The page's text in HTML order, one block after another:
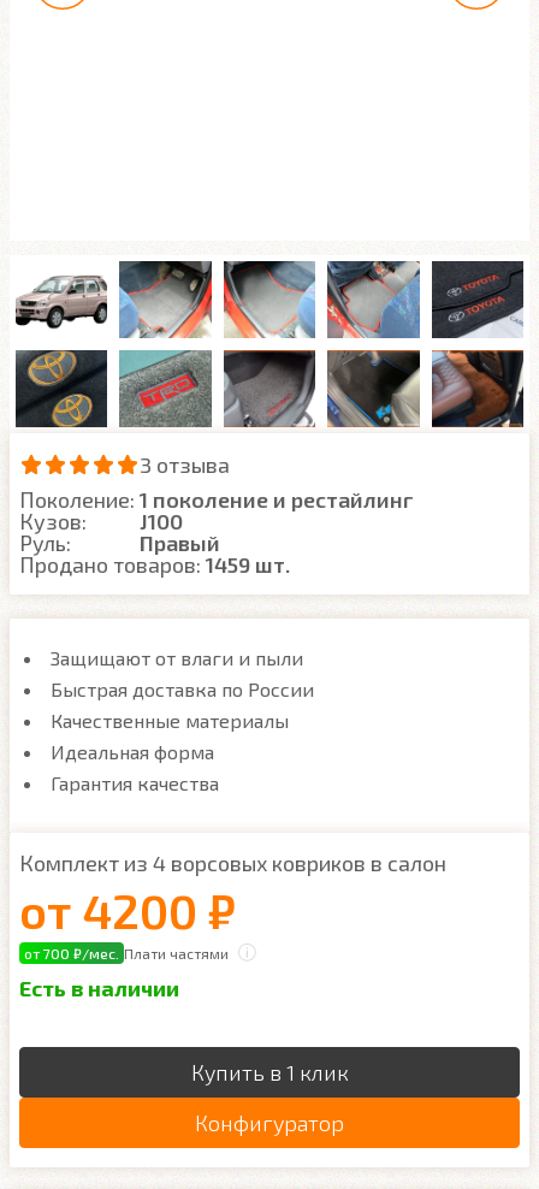
3 отзыва
Поколение: 1 поколение и рестайлинг
Кузов:
J100
Руль:
Правый
Продано товаров: 1459 шт.
Защищают от влаги и пыли
Быстрая доставка по России
Качественные материалы
Идеальная форма
Гарантия качества
Комплект из 4 ворсовых ковриков в салон
от 4200 ₽
от 700 ₽/мес. Плати частями
Есть в наличии
Купить в 1 клик
Конфигуратор